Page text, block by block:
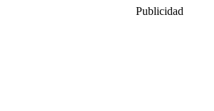
Publicidad